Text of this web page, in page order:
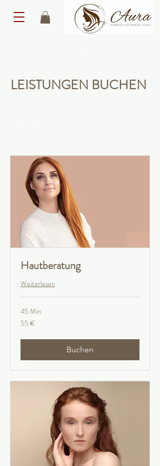
LEISTUNGEN BUCHEN
Hautberatung
Weiterlesen
45 Min.
55
Euro
55 €
Buchen